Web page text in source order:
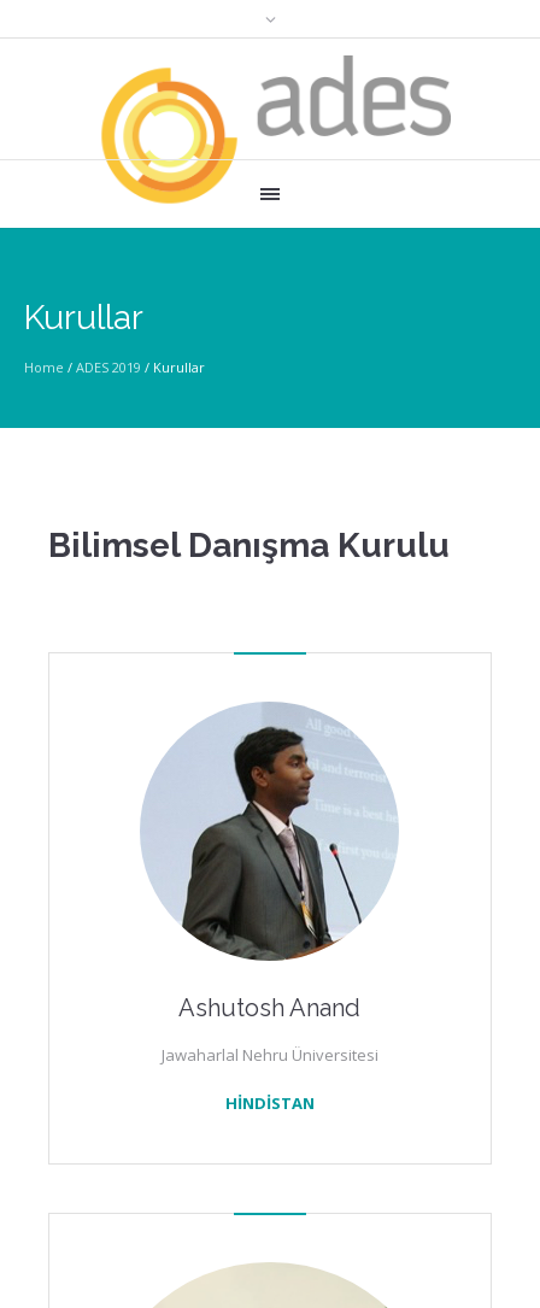
Kurullar
Home / ADES 2019 / Kurullar
Bilimsel Danışma Kurulu
Ashutosh Anand
Jawaharlal Nehru Üniversitesi
HİNDİSTAN